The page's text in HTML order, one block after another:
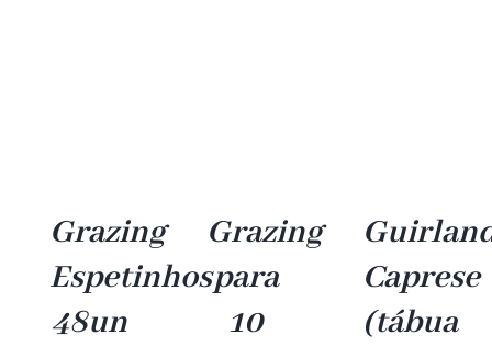
Grazing
Espetinhos
48un
Grazing
para
10
Caprese
(tábua